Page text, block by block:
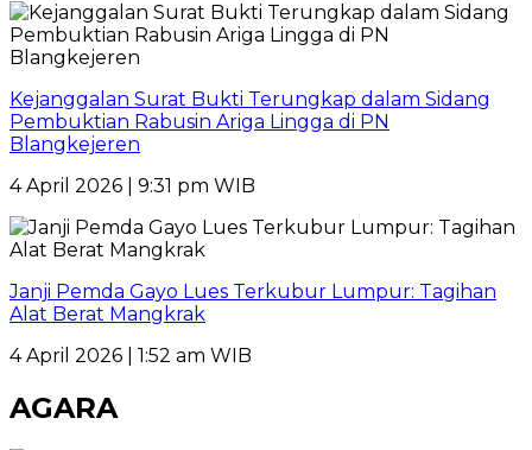
Kejanggalan Surat Bukti Terungkap dalam Sidang
Pembuktian Rabusin Ariga Lingga di PN
Blangkejeren
4 April 2026 | 9:31 pm WIB
Janji Pemda Gayo Lues Terkubur Lumpur: Tagihan
Alat Berat Mangkrak
4 April 2026 | 1:52 am WIB
AGARA